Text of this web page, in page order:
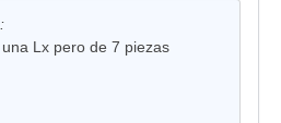
Lx pero de 7 piezas